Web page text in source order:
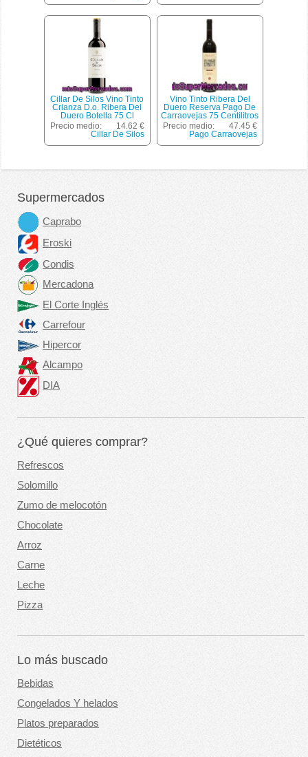
Cillar De Silos Vino Tinto
Crianza D.o. Ribera Del
Duero Botella 75 Cl
Precio medio:
14.62 €
Cillar De Silos
Vino Tinto Ribera Del
Duero Reserva Pago De
Carraovejas 75 Centilitros
Precio medio:
47.45 €
Pago Carraovejas
Supermercados
Caprabo
Eroski
Condis
Mercadona
El Corte Inglés
Carrefour
Hipercor
Alcampo
DIA
¿Qué quieres comprar?
Refrescos
Solomillo
Zumo de melocotón
Chocolate
Arroz
Carne
Leche
Pizza
Lo más buscado
Bebidas
Congelados Y helados
Platos preparados
Dietéticos